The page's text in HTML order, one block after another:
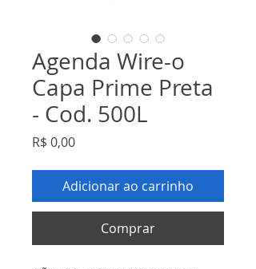
Agenda Wire-o
Capa Prime Preta
- Cod. 500L
R$ 0,00Preço
Adicionar ao carrinho
Comprar